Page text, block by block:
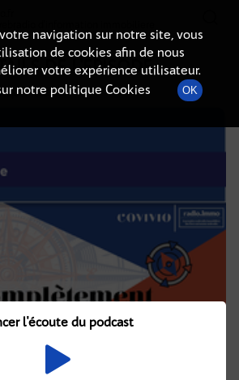
DE L'ÉPISODE
secondes
navigation sur notre site, vous
de cookies afin de nous
votre expérience utilisateur.
notre politique Cookies
OK
l'écoute du podcast